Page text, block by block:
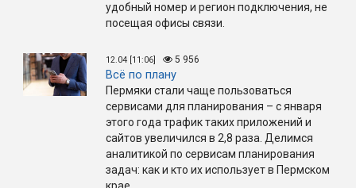
удобный номер и регион подключения, не
посещая офисы связи.
12.04 [11:06] 5 956
Всё по плану
Пермяки стали чаще пользоваться
сервисами для планирования – с января
этого года трафик таких приложений и
сайтов увеличился в 2,8 раза. Делимся
аналитикой по сервисам планирования
задач: как и кто их использует в Пермском